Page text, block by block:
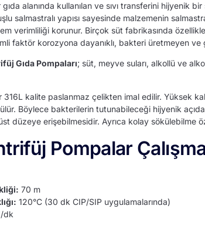
alanında kullanılan ve sıvı transferini hijyenik
salmastralı yapısı sayesinde malzemenin
verimliliği korunur. Birçok süt fabrikasında
faktör korozyona dayanıklı, bakteri üretmeyen ve
Gıda Pompaları; süt, meyve suları, alkollü ve
kalite paslanmaz çelikten imal edilir. Yüksek
Böylece bakterilerin tutunabileceği hijyenik
düzeye erişebilmesidir. Ayrıca kolay sökülebilme
Pompalar
70 m
120°C (30 dk CIP/SIP uygulamalarında)
dk